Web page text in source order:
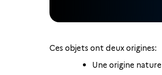
Ces objets ont deux origines:
Une origine